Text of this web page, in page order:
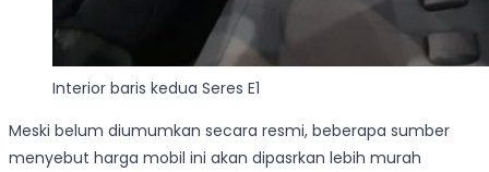
Interior baris kedua Seres E1
Meski belum diumumkan secara resmi, beberapa sumber
menyebut harga mobil ini akan dipasrkan lebih murah